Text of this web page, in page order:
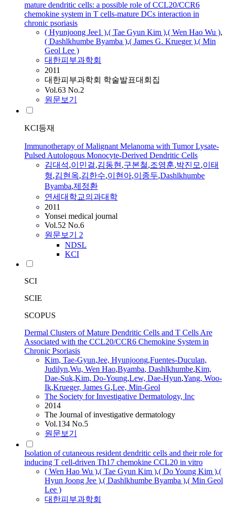
mature dendritic cells: a possible role of CCL20/CCR6
chemokine system in T cells-mature DCs interaction in
chronic psoriasis
( Hyunjoong Jee1 ),( Tae Gyun Kim ),( Wen Hao Wu ),
( Dashlkhumbe Byamba ),( James G. Krueger ),( Min
Geol Lee )
대한피부과학회
2011
대한피부과학회 학술발표대회집
Vol.63 No.2
원문보기
KCI등재
Immunotherapy of Malignant Melanoma with Tumor Lysate-
Pulsed Autologous Monocyte-Derived Dendritic Cells
김대석,이민걸,김동현,구본철,조영훈,박진모,이태
형,김현옥,김한수,이현아,이종두,Dashlkhumbe
Byamba,제정환
연세대학교의과대학
2011
Yonsei medical journal
Vol.52 No.6
원문보기 2
NDSL
KCI
SCI
SCIE
SCOPUS
Dermal Clusters of Mature Dendritic Cells and T Cells Are
Associated with the CCL20/CCR6 Chemokine System in
Chronic Psoriasis
Kim, Tae-Gyun,Jee, Hyunjoong,Fuentes-Duculan,
Judilyn,Wu, Wen Hao,Byamba, Dashlkhumbe,Kim,
Dae-Suk,Kim, Do-Young,Lew, Dae-Hyun,Yang, Woo-
Ik,Krueger, James G,Lee, Min-Geol
The Society for Investigative Dermatology, Inc
2014
The Journal of investigative dermatology
Vol.134 No.5
원문보기
Isolation of cutaneous resident dendritic cells and their role for
inducing T cell-driven Th17 chemokine CCL20 in vitro
( Wen Hao Wu ),( Tae Gyun Kim ),( Do Young Kim ),(
Hyun Joong Jee ),( Dashlkhumbe Byamba ),( Min Geol
Lee )
대한피부과학회